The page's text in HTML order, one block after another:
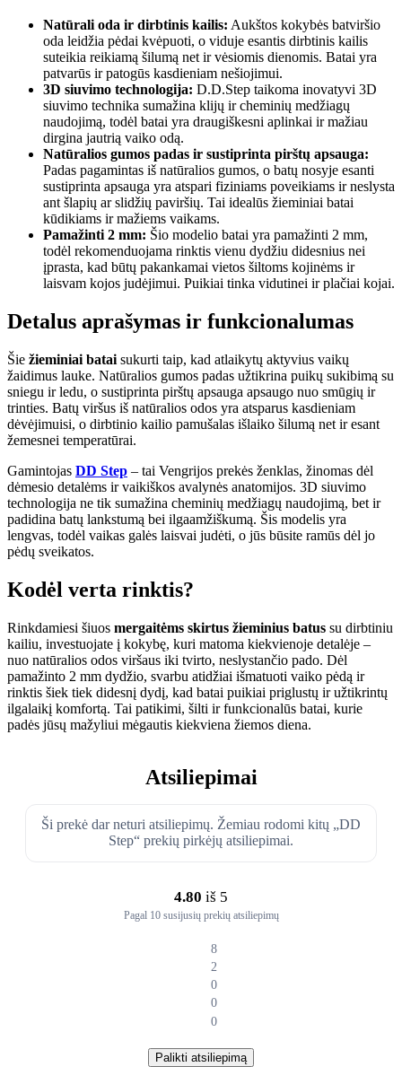
Natūrali oda ir dirbtinis kailis: Aukštos kokybės batviršio
oda leidžia pėdai kvėpuoti, o viduje esantis dirbtinis kailis
suteikia reikiamą šilumą net ir vėsiomis dienomis. Batai yra
patvarūs ir patogūs kasdieniam nešiojimui.
3D siuvimo technologija: D.D.Step taikoma inovatyvi 3D
siuvimo technika sumažina klijų ir cheminių medžiagų
naudojimą, todėl batai yra draugiškesni aplinkai ir mažiau
dirgina jautrią vaiko odą.
Natūralios gumos padas ir sustiprinta pirštų apsauga:
Padas pagamintas iš natūralios gumos, o batų nosyje esanti
sustiprinta apsauga yra atspari fiziniams poveikiams ir neslysta
ant šlapių ar slidžių paviršių. Tai idealūs žieminiai batai
kūdikiams ir mažiems vaikams.
Pamažinti 2 mm: Šio modelio batai yra pamažinti 2 mm,
todėl rekomenduojama rinktis vienu dydžiu didesnius nei
įprasta, kad būtų pakankamai vietos šiltoms kojinėms ir
laisvam kojos judėjimui. Puikiai tinka vidutinei ir plačiai kojai.
Detalus aprašymas ir funkcionalumas
Šie žieminiai batai sukurti taip, kad atlaikytų aktyvius vaikų
žaidimus lauke. Natūralios gumos padas užtikrina puikų sukibimą su
sniegu ir ledu, o sustiprinta pirštų apsauga apsaugo nuo smūgių ir
trinties. Batų viršus iš natūralios odos yra atsparus kasdieniam
dėvėjimuisi, o dirbtinio kailio pamušalas išlaiko šilumą net ir esant
žemesnei temperatūrai.
Gamintojas DD Step – tai Vengrijos prekės ženklas, žinomas dėl
dėmesio detalėms ir vaikiškos avalynės anatomijos. 3D siuvimo
technologija ne tik sumažina cheminių medžiagų naudojimą, bet ir
padidina batų lankstumą bei ilgaamžiškumą. Šis modelis yra
lengvas, todėl vaikas galės laisvai judėti, o jūs būsite ramūs dėl jo
pėdų sveikatos.
Kodėl verta rinktis?
Rinkdamiesi šiuos mergaitėms skirtus žieminius batus su dirbtiniu
kailiu, investuojate į kokybę, kuri matoma kiekvienoje detalėje –
nuo natūralios odos viršaus iki tvirto, neslystančio pado. Dėl
pamažinto 2 mm dydžio, svarbu atidžiai išmatuoti vaiko pėdą ir
rinktis šiek tiek didesnį dydį, kad batai puikiai priglustų ir užtikrintų
ilgalaikį komfortą. Tai patikimi, šilti ir funkcionalūs batai, kurie
padės jūsų mažyliui mėgautis kiekviena žiemos diena.
Atsiliepimai
Ši prekė dar neturi atsiliepimų. Žemiau rodomi kitų „DD
Step“ prekių pirkėjų atsiliepimai.
4.80 iš 5
Pagal 10 susijusių prekių atsiliepimų
8
2
0
0
0
Palikti atsiliepimą